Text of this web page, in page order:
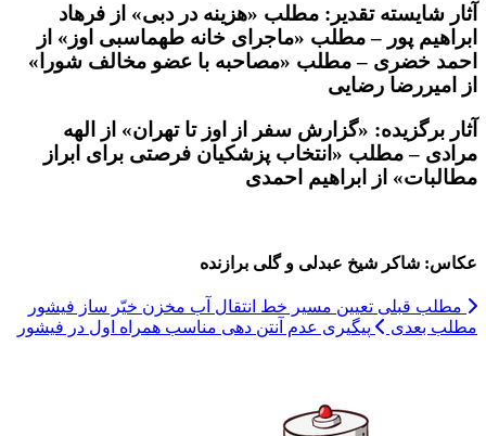
آثار شایسته تقدیر: مطلب «هزینه در دبی» از فرهاد
ابراهیم پور – مطلب «ماجرای خانه طهماسبی اوز» از
احمد خضری – مطلب «مصاحبه با عضو مخالف شورا»
از امیررضا رضایی
آثار برگزیده: «گزارش سفر از اوز تا تهران» از الهه
مرادی – مطلب «انتخاب پزشکیان فرصتی برای ابراز
مطالبات» از ابراهیم احمدی
عکاس: شاکر شیخ عبدلی و گلی برازنده
مطلب قبلی تعیین مسیر خط انتقال آب مخزن خیّر ساز فیشور
مطلب بعدی
پیگیری عدم آنتن دهی مناسب همراه اول در فیشور